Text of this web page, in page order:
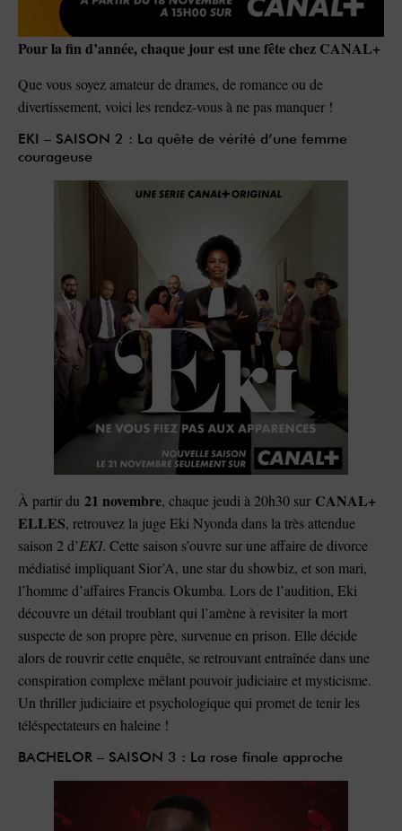
Pour la fin d’année, chaque jour est une fête chez CANAL+
Que vous soyez amateur de drames, de romance ou de
divertissement, voici les rendez-vous à ne pas manquer !
EKI – SAISON 2 : La quête de vérité d’une femme
courageuse
À partir du 21 novembre, chaque jeudi à 20h30 sur CANAL+
ELLES, retrouvez la juge Eki Nyonda dans la très attendue
saison 2 d’EKI. Cette saison s’ouvre sur une affaire de divorce
médiatisé impliquant Sior’A, une star du showbiz, et son mari,
l’homme d’affaires Francis Okumba. Lors de l’audition, Eki
découvre un détail troublant qui l’amène à revisiter la mort
suspecte de son propre père, survenue en prison. Elle décide
alors de rouvrir cette enquête, se retrouvant entraînée dans une
conspiration complexe mêlant pouvoir judiciaire et mysticisme.
Un thriller judiciaire et psychologique qui promet de tenir les
téléspectateurs en haleine !
BACHELOR – SAISON 3 : La rose finale approche